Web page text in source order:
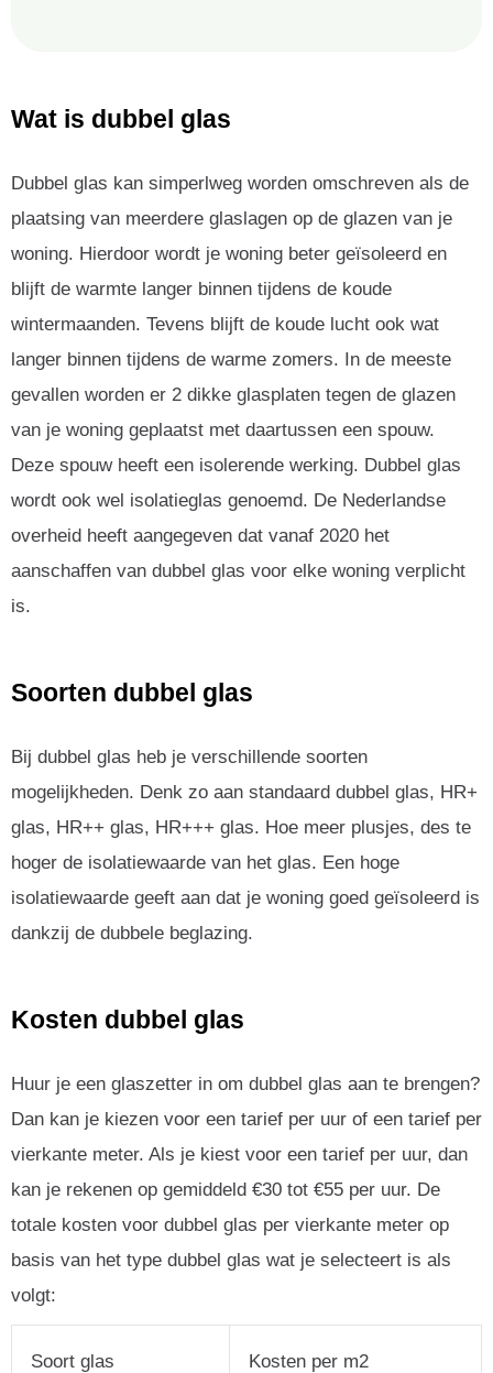
Wat is dubbel glas
Dubbel glas kan simperlweg worden omschreven als de
plaatsing van meerdere glaslagen op de glazen van je
woning. Hierdoor wordt je woning beter geïsoleerd en
blijft de warmte langer binnen tijdens de koude
wintermaanden. Tevens blijft de koude lucht ook wat
langer binnen tijdens de warme zomers. In de meeste
gevallen worden er 2 dikke glasplaten tegen de glazen
van je woning geplaatst met daartussen een spouw.
Deze spouw heeft een isolerende werking. Dubbel glas
wordt ook wel isolatieglas genoemd. De Nederlandse
overheid heeft aangegeven dat vanaf 2020 het
aanschaffen van dubbel glas voor elke woning verplicht
is.
Soorten dubbel glas
Bij dubbel glas heb je verschillende soorten
mogelijkheden. Denk zo aan standaard dubbel glas, HR+
glas, HR++ glas, HR+++ glas. Hoe meer plusjes, des te
hoger de isolatiewaarde van het glas. Een hoge
isolatiewaarde geeft aan dat je woning goed geïsoleerd is
dankzij de dubbele beglazing.
Kosten dubbel glas
Huur je een glaszetter in om dubbel glas aan te brengen?
Dan kan je kiezen voor een tarief per uur of een tarief per
vierkante meter. Als je kiest voor een tarief per uur, dan
kan je rekenen op gemiddeld €30 tot €55 per uur. De
totale kosten voor dubbel glas per vierkante meter op
basis van het type dubbel glas wat je selecteert is als
volgt:
Soort glas Kosten per m2